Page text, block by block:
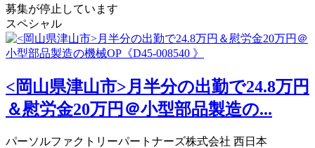
募集が停止しています
スペシャル
<岡山県津山市>月半分の出勤で24.8万円
＆慰労金20万円＠小型部品製造の...
パーソルファクトリーパートナーズ株式会社 西日本